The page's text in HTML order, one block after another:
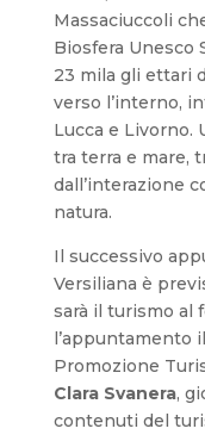
Massaciuccoli
Biosfera Unesco
23 mila gli ettari
verso l’interno,
Lucca e Livorno.
tra terra e mare,
dall’interazione
natura.
Il successivo
Versiliana è
sarà il turismo al
l’appuntamento
Promozione
Clara Svanera,
contenuti del